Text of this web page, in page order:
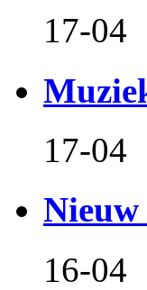
17-04
17-04
16-04